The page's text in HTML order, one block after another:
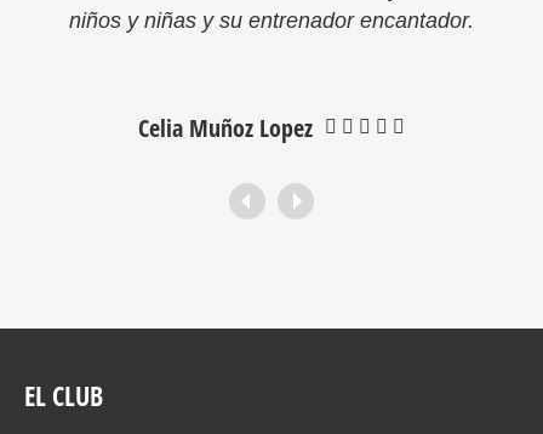
niños y niñas y su entrenador encantador.
Celia Muñoz Lopez
EL CLUB